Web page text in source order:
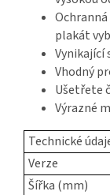
plakát
Vynikající
Vhodný
Ušetřete
Výrazné
Technické
Verze
Šířka (mm)